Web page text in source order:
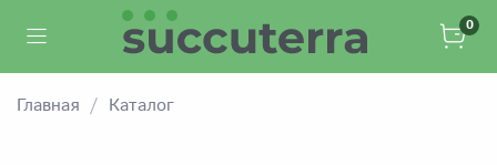
0
Главная Каталог